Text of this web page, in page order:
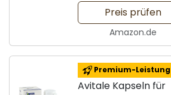
Preis prüfen
Amazon.de
Premium-Leistung
Avitale Kapseln für